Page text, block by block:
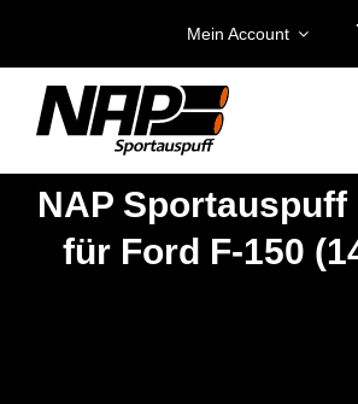
springen
Mein Account
NAP Sportauspuff
für Ford F-150